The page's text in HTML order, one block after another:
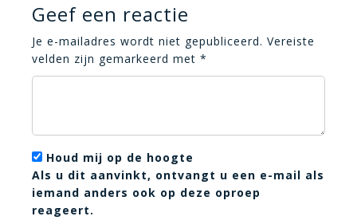
Geef een reactie
Je e-mailadres wordt niet gepubliceerd. Vereiste
velden zijn gemarkeerd met *
Houd mij op de hoogte
Als u dit aanvinkt, ontvangt u een e-mail als
iemand anders ook op deze oproep
reageert.